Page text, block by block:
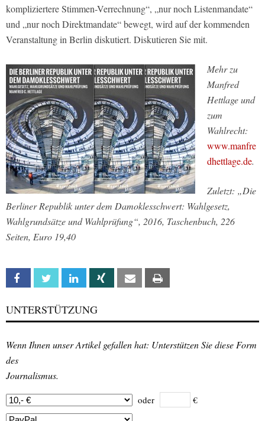
kompliziertere Stimmen-Verrechnung“, „nur noch Listenmandate“
und „nur noch Direktmandate“ bewegt, wird auf der kommenden
Veranstaltung in Berlin diskutiert. Diskutieren Sie mit.
Mehr zu
Manfred
Hettlage und
zum
Wahlrecht:
www.manfre
dhettlage.de.
Zuletzt: „Die
Berliner Republik unter dem Damoklesschwert: Wahlgesetz,
Wahlgrundsätze und Wahlprüfung“, 2016, Taschenbuch, 226
Seiten, Euro 19,40
Facebook Twitter Linkedin Xing Email
UNTERSTÜTZUNG
Wenn Ihnen unser Artikel gefallen hat: Unterstützen Sie diese Form
des
Journalismus.
oder €